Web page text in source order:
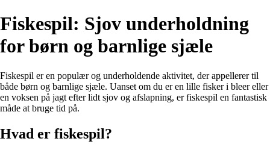
Fiskespil: Sjov underholdning
for børn og barnlige sjæle
Fiskespil er en populær og underholdende aktivitet, der appellerer til
både børn og barnlige sjæle. Uanset om du er en lille fisker i bleer eller
en voksen på jagt efter lidt sjov og afslapning, er fiskespil en fantastisk
måde at bruge tid på.
Hvad er fiskespil?